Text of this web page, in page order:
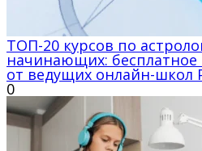
ТОП-20 курсов по
начинающих: бесплатное
от ведущих онлайн-школ
0